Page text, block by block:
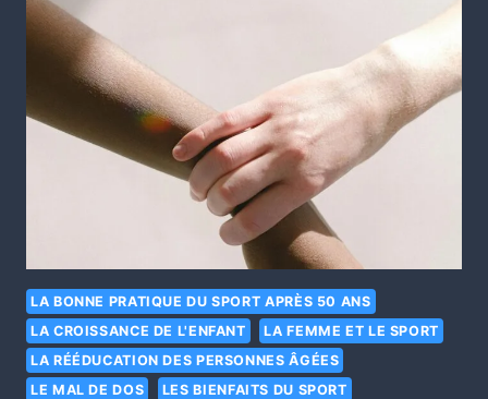
LA BONNE PRATIQUE DU SPORT APRÈS 50 ANS
LA CROISSANCE DE L'ENFANT
LA FEMME ET LE SPORT
LA RÉÉDUCATION DES PERSONNES ÂGÉES
LE MAL DE DOS
LES BIENFAITS DU SPORT